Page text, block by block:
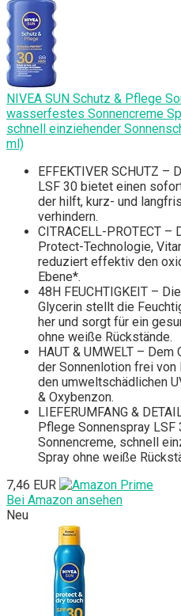
NIVEA SUN Schutz & Pflege
wasserfestes Sonnencreme
schnell einziehender
ml)
EFFEKTIVER SCHUTZ –
LSF 30 bietet einen
der hilft, kurz- und
verhindern.
CITRACELL-PROTECT
Protect-Technologie,
reduziert effektiv den
Ebene*.
48H FEUCHTIGKEIT –
Glycerin stellt die
her und sorgt für ein
ohne weiße Rückstände.
HAUT & UMWELT –
der Sonnenlotion frei
den umweltschädlichen
& Oxybenzon.
LIEFERUMFANG &
Pflege Sonnenspray
Sonnencreme, schnell
Spray ohne weiße
7,46 EUR
Bei Amazon ansehen
Neu